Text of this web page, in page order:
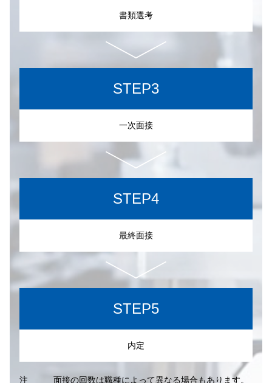
書類選考
STEP3
一次面接
STEP4
最終面接
STEP5
内定
注 面接の回数は職種によって異なる場合もあります。